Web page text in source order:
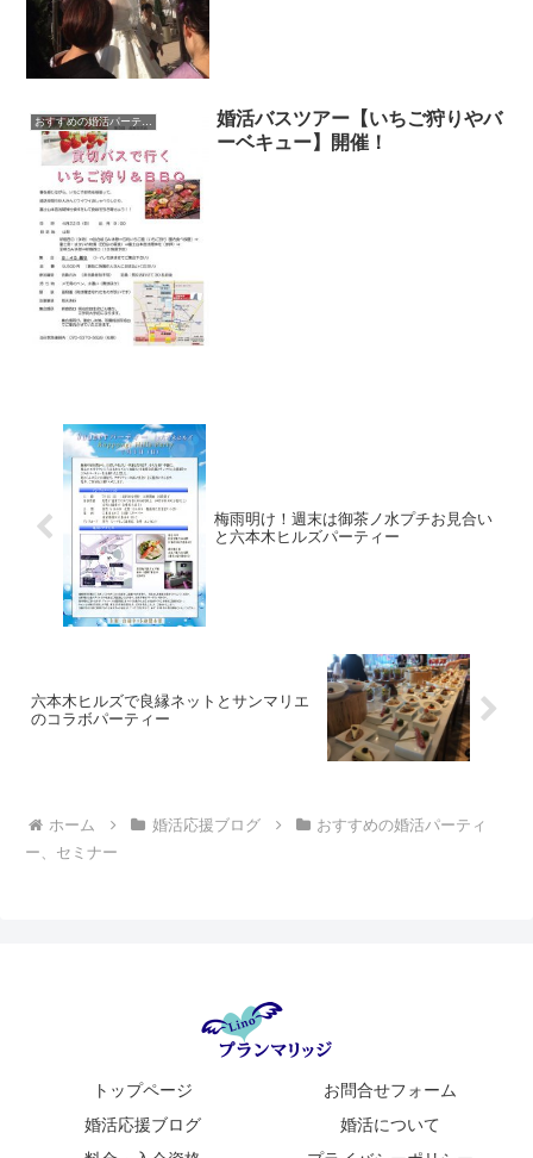
おすすめの婚活パーティー、セミナー
婚活バスツアー【いちご狩りやバ
ーベキュー】開催！
梅雨明け！週末は御茶ノ水プチお見合い
と六本木ヒルズパーティー
六本木ヒルズで良縁ネットとサンマリエ
のコラボパーティー
ホーム 婚活応援ブログ
おすすめの婚活パーティ
ー、セミナー
トップページ
お問合せフォーム
婚活応援ブログ
婚活について